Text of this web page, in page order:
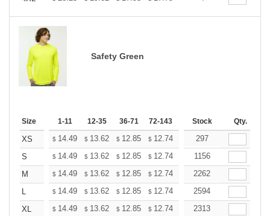
Safety Green
Size 1-11 12-35 36-71 72-143 144-287 288 + More
Stock Qty.
XS $ 14.49 $ 13.62 $ 12.85 $ 12.74 12.52
297
S
$ 14.49 $ 13.62 $ 12.85 $ 12.74 12.52
1156
M
$ 14.49 $ 13.62 $ 12.85 $ 12.74 12.52
2262
L
$ 14.49 $ 13.62 $ 12.85 $ 12.74 12.52
2594
XL
$ 14.49 $ 13.62 $ 12.85 $ 12.74 12.52
2313